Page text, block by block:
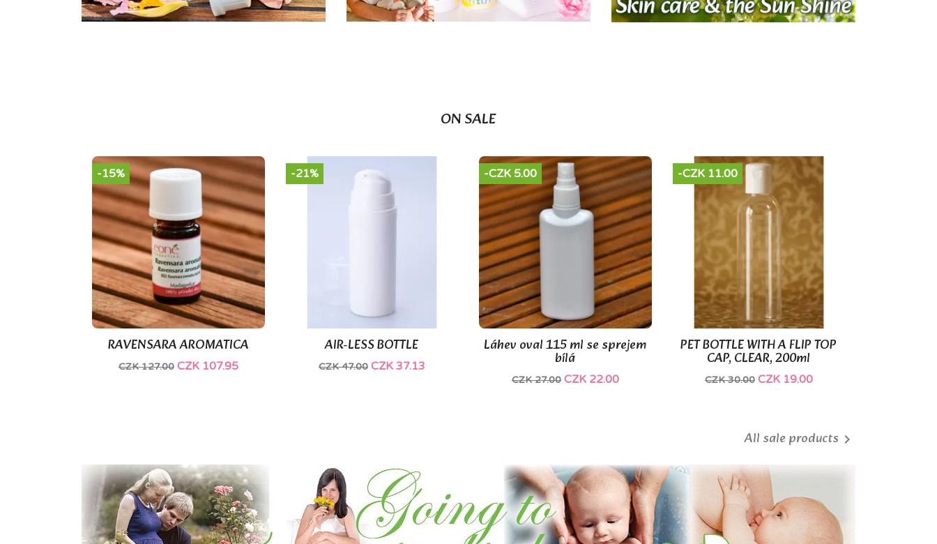
ON SALE
RAVENSARA AROMATICA
CZK 127.00 CZK 107.95
-15%
Quick view AIR-LESS BOTTLE
CZK 47.00 CZK 37.13
-21%
Quick view Láhev oval 115 ml se sprejem
bílá
CZK 27.00 CZK 22.00
-CZK 5.00
 Quick view PET BOTTLE WITH A FLIP TOP
CAP, CLEAR, 200ml
CZK 30.00 CZK 19.00
-CZK 11.00
Quick view
All sale products 